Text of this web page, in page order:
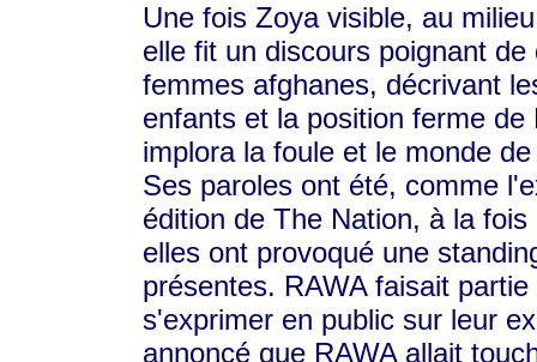
Une fois Zoya visible, au
elle fit un discours poignant
femmes afghanes, décrivant
enfants et la position ferme
implora la foule et le monde
Ses paroles ont été, comme
édition de The Nation, à la
elles ont provoqué une
présentes. RAWA faisait
s'exprimer en public sur leur
annoncé que RAWA allait